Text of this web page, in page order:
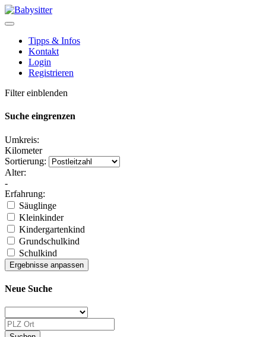
Tipps & Infos
Kontakt
Login
Registrieren
Filter einblenden
Suche eingrenzen
Umkreis:
Kilometer
Sortierung:
Alter:
-
Erfahrung:
Säuglinge
Kleinkinder
Kindergartenkind
Grundschulkind
Schulkind
Neue Suche